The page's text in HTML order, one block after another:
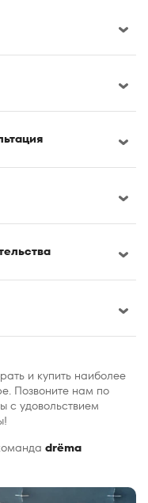
и купить наиболее
Позвоните нам по
с удовольствием
drёma